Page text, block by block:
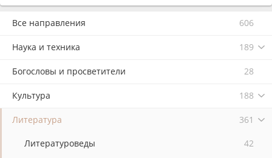
Все направления 606
Наука и техника 189
Богословы и просветители 28
Культура 188
Литература 361
Литературоведы
42